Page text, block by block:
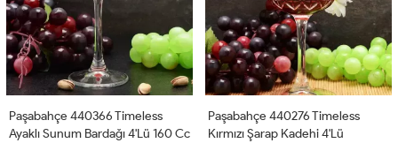
Paşabahçe 440366 Timeless
Ayaklı Sunum Bardağı 4'lü 160 Cc
Paşabahçe 440276 Timeless
Kırmızı Şarap Kadehi 4'lü